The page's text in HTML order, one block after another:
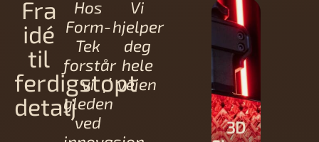
Fra
idé
til
ferdigstøpt
detalj
Hos
Form-
Tek
forstår
vi
gleden
ved
Vi
hjelper
deg
hele
veien
3D
3D